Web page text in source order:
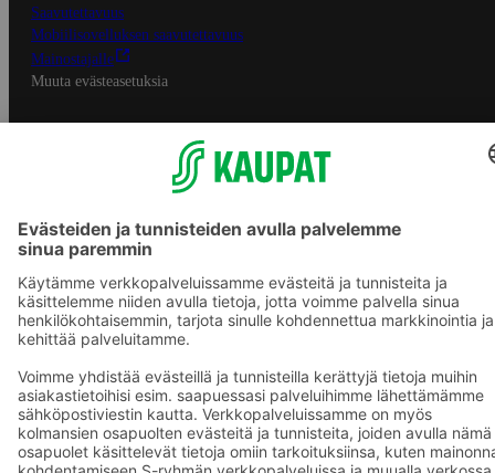
Saavutettavuus
Mobiilisovelluksen saavutettavuus
Mainostajalle
Muuta evästeasetuksia
S-ryhmän palvelut
S-ryhmä
Asiakasomistajuus
Yhteishyvä Ruoka -sovellus
S-ostoslista -sovellus
Prisma.fi
Sokos.fi
S-Pankki
Yhteishyvä
Sokos Hotels
Raflaamo